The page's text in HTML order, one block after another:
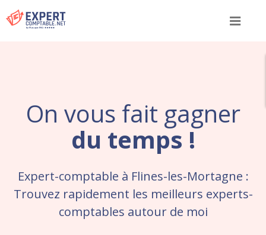
Menu
On vous fait gagner
du temps !
Expert-comptable à Flines-les-Mortagne :
Trouvez rapidement les meilleurs experts-
comptables autour de moi